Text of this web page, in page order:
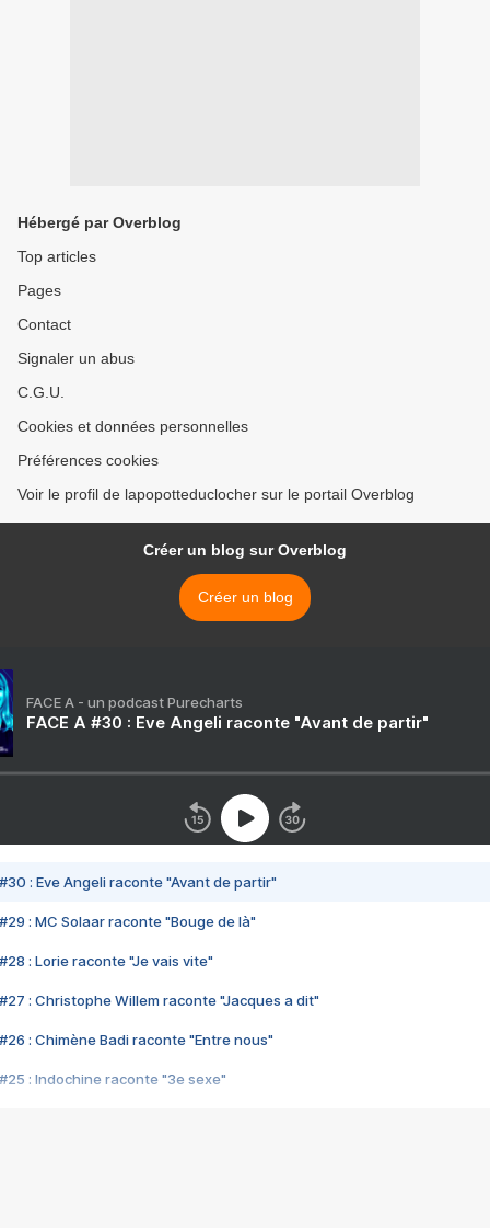
Hébergé par Overblog
Top articles
Pages
Contact
Signaler un abus
C.G.U.
Cookies et données personnelles
Préférences cookies
Voir le profil de lapopotteduclocher sur le portail Overblog
Créer un blog sur Overblog
Créer un blog
FACE A - un podcast Purecharts
FACE A #30 : Eve Angeli raconte "Avant de partir"
#30 : Eve Angeli raconte "Avant de partir"
#29 : MC Solaar raconte "Bouge de là"
#28 : Lorie raconte "Je vais vite"
#27 : Christophe Willem raconte "Jacques a dit"
#26 : Chimène Badi raconte "Entre nous"
#25 : Indochine raconte "3e sexe"